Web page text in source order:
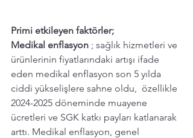
Primi etkileyen faktörler;
Medikal enflasyon ; sağlık hizmetleri ve
ürünlerinin fiyatlarındaki artışı ifade
eden medikal enflasyon son 5 yılda
ciddi yükselişlere sahne oldu,  özellikle
2024-2025 döneminde muayene
ücretleri ve SGK katkı payları katlanarak
arttı. Medikal enflasyon, genel